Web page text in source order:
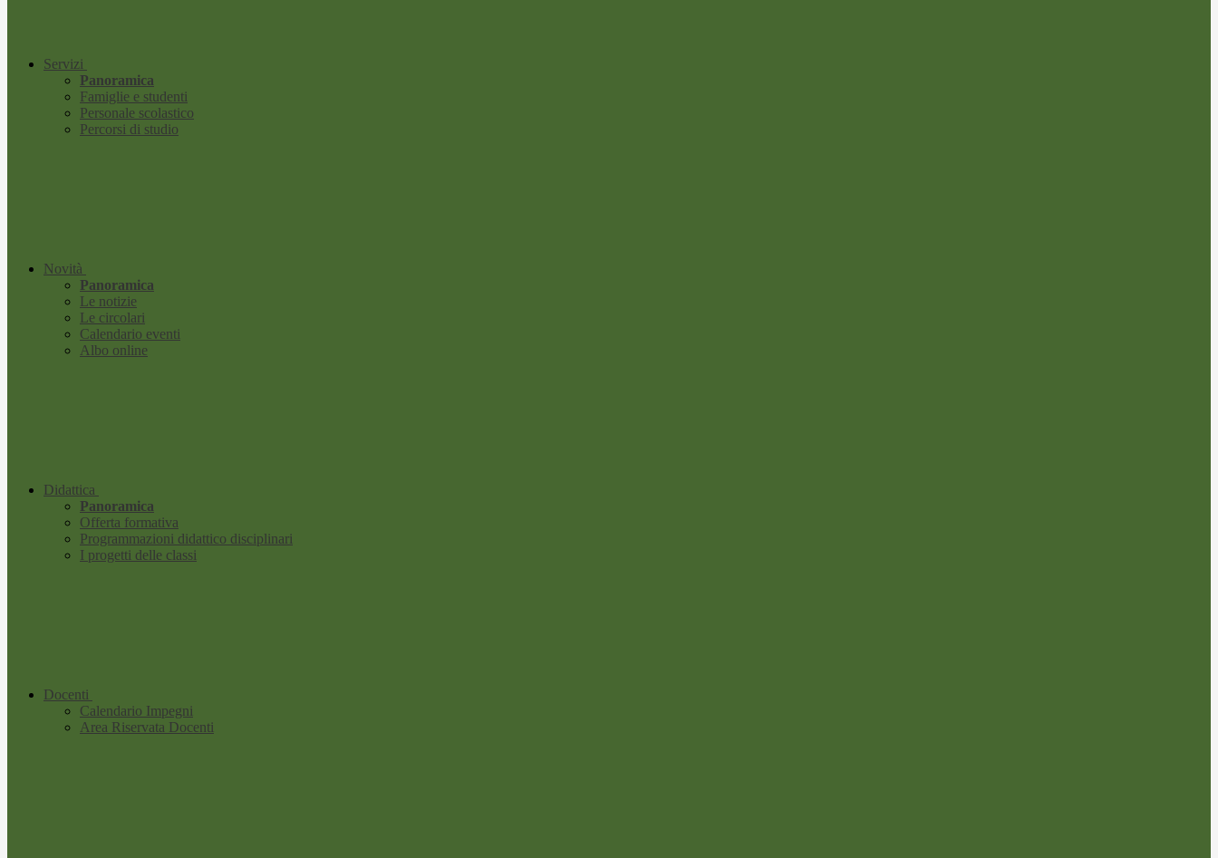
Servizi
Panoramica
Famiglie e studenti
Personale scolastico
Percorsi di studio
Novità
Panoramica
Le notizie
Le circolari
Calendario eventi
Albo online
Didattica
Panoramica
Offerta formativa
Programmazioni didattico disciplinari
I progetti delle classi
Docenti
Calendario Impegni
Area Riservata Docenti